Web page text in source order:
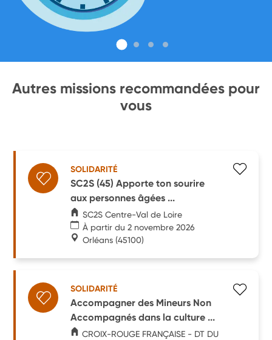
Autres missions recommandées pour
vous
SOLIDARITÉ
SC2S (45) Apporte ton sourire
aux personnes âgées ...
SC2S Centre-Val de Loire
À partir du 2 novembre 2026
Orléans (45100)
SOLIDARITÉ
Accompagner des Mineurs Non
Accompagnés dans la culture ...
CROIX-ROUGE FRANÇAISE - DT DU